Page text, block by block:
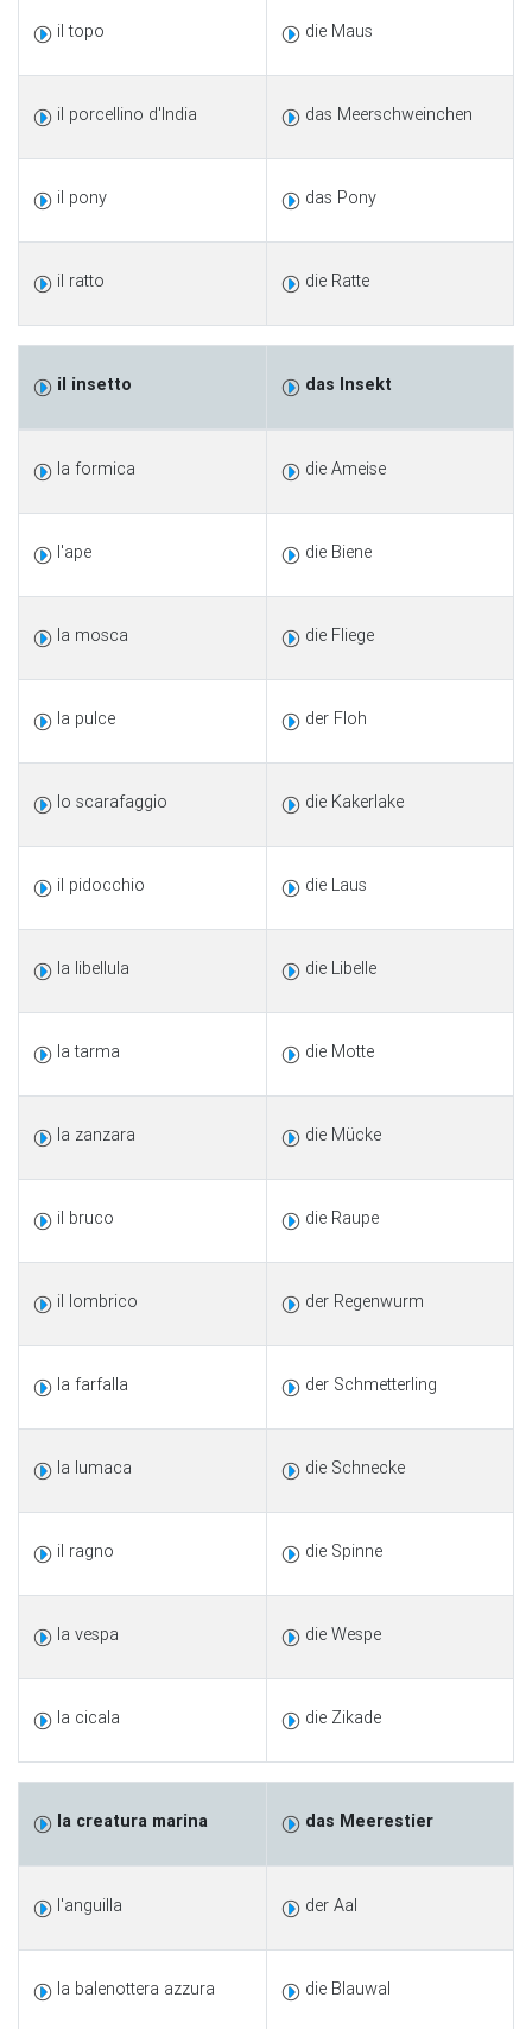
il topo die Maus
il porcellino d'India das Meerschweinchen
il pony das Pony
il ratto die Ratte
il insetto das Insekt
la formica die Ameise
l'ape die Biene
la mosca die Fliege
la pulce der Floh
lo scarafaggio die Kakerlake
il pidocchio die Laus
la libellula die Libelle
la tarma die Motte
la zanzara die Mücke
il bruco die Raupe
il lombrico der Regenwurm
la farfalla der Schmetterling
la lumaca die Schnecke
il ragno die Spinne
la vespa die Wespe
la cicala die Zikade
la creatura marina das Meerestier
l'anguilla der Aal
la balenottera azzura die Blauwal